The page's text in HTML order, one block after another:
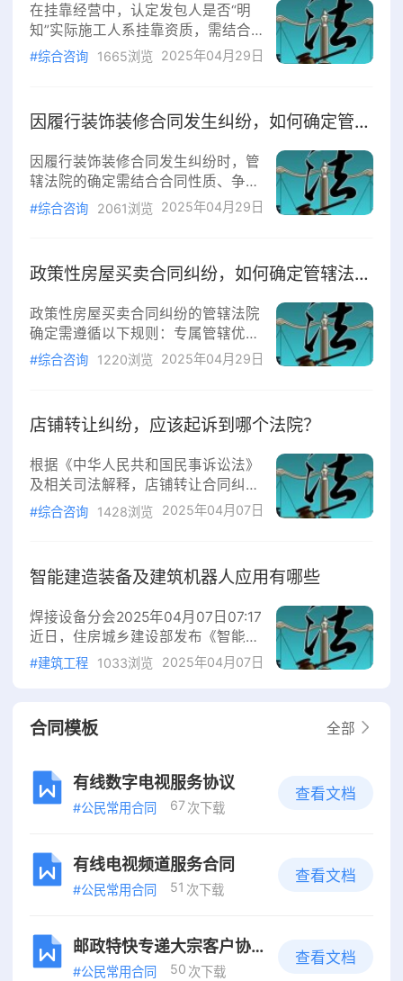
在挂靠经营中，认定发包人是否“明
知”实际施工人系挂靠资质，需结合
客观证据与交易习惯综合判断，具体
工合同纠纷案件适用法律问题的解释
（一）》第一条，若发包人明知挂靠
“明知”需达到“明确知晓或应知”的程
度，而非一般过失。2.认定标准
（1）合同签订异常：发包人直接与
#综合咨询 1665浏览 2025年04月29日
因履行装饰装修合同发生纠纷，如何确定管辖法院?
因履行装饰装修合同发生纠纷时，管
辖法院的确定需结合合同性质、争议
焦点及法律规定综合判断，具体规则
争议。根据《民事诉讼法》第三十四
条，不动产纠纷由不动产所在地法院
八条明确，“不动产纠纷”主要指涉及
物权登记、权属争议等直接关联物权
的案件。装饰装修合同通常仅涉及施
#综合咨询 2061浏览 2025年04月29日
政策性房屋买卖合同纠纷，如何确定管辖法院?
政策性房屋买卖合同纠纷的管辖法院
确定需遵循以下规则：专属管辖优先
《民事诉讼法》规定，因不动产纠纷
适用房、共有产权房）的买卖合同涉
及物权变动，通常被认定为不动产纠
注意，若争议仅涉及合同履行（如付
款义务），不直接涉及产权登记，则
可能不适用专属管辖。协议管辖的效
#综合咨询 1220浏览 2025年04月29日
店铺转让纠纷，应该起诉到哪个法院？
根据《中华人民共和国民事诉讼法》
及相关司法解释，店铺转让合同纠纷
的管辖法院需结合以下规则确定：
合同履行地、合同签订地等），且该
约定符合法律规定（不违反级别管辖
例如，合同中若约定“由店铺所在地
法院管辖”，则应以该约定为准。
二、法定管辖规则若未约定管辖法院
#综合咨询 1428浏览 2025年04月07日
智能建造装备及建筑机器人应用有哪些
焊接设备分会2025年04月07日07:17
近日，住房城乡建设部发布《智能建
造技术导则（试行）》（以下简称
确将智能塔机、智能施工升降机、建
筑机器人规模化应用作为推动行业智
用于新建房屋建筑工程的勘察、设
计、生产、施工、运维等阶段，既有
房屋建筑的改建、扩建和市政基础设
的定义《
#建筑工程 1033浏览 2025年04月07日
合同模板 全部
有线数字电视服务协议
#公民常用合同 67 次下载
查看文档
有线电视频道服务合同
#公民常用合同 51 次下载
查看文档
邮政特快专递大宗客户协议
#公民常用合同 50 次下载
查看文档